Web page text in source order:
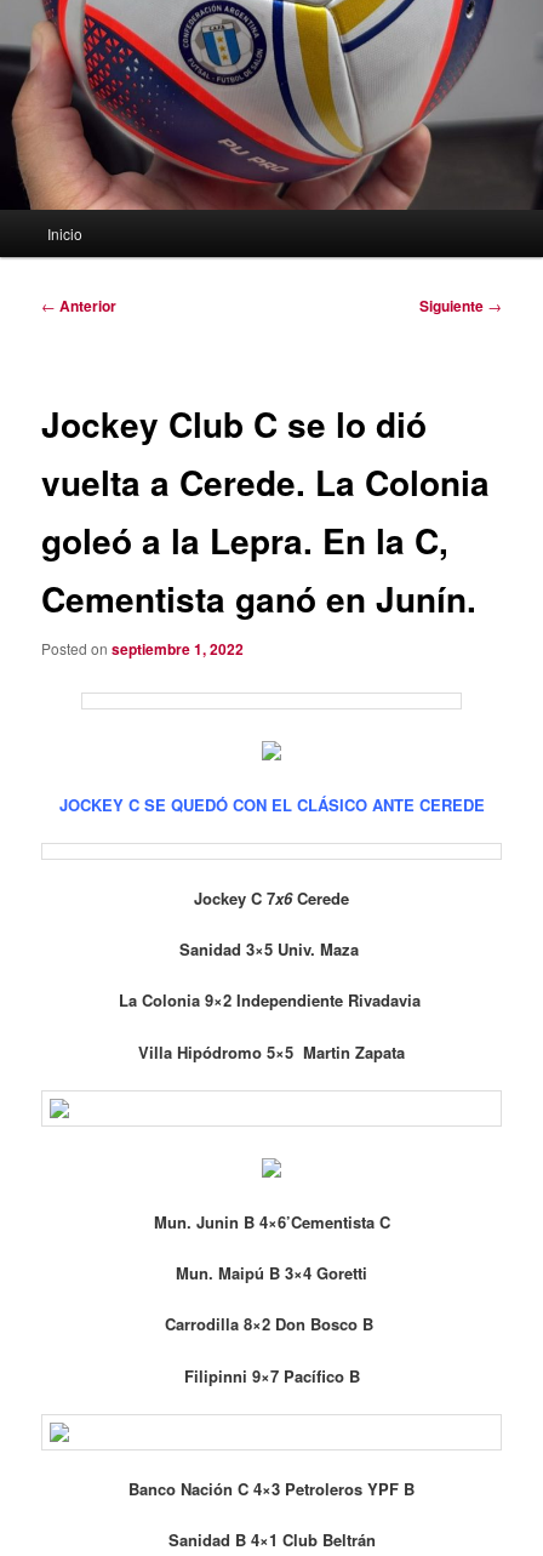
Inicio
Navegación
← Anterior Siguiente →
Jockey Club C se lo dió
vuelta a Cerede. La Colonia
goleó a la Lepra. En la C,
Cementista ganó en Junín.
Posted onseptiembre 1, 2022
JOCKEY C SE QUEDÓ CON EL CLÁSICO ANTE CEREDE
Jockey C 7x6Cerede
Sanidad 3×5 Univ. Maza
La Colonia 9×2 Independiente Rivadavia
Villa Hipódromo 5×5 Martin Zapata
Mun. Junin B 4×6’Cementista C
Mun. Maipú B 3×4 Goretti
Carrodilla 8×2 Don Bosco B
Filipinni 9×7 Pacífico B
Banco Nación C 4×3 Petroleros YPF B
Sanidad B 4×1 Club Beltrán